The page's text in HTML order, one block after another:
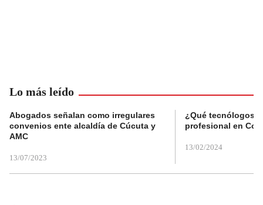
Lo más leído
Abogados señalan como irregulares
convenios ente alcaldía de Cúcuta y
AMC
13/07/2023
¿Qué tecnólogos
profesional en
13/02/2024